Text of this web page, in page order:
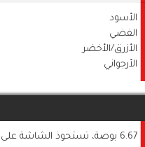
الأسود
الفضي
الأزرق/الأخضر
الأرجواني
6.67 بوصة، تستحوذ الشاشة على نسبة 89.0٪ نسبة الشاشة إلى الجسم